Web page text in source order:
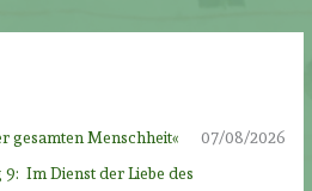
gesamten Menschheit«
07/08/2026
Im Dienst der Liebe des